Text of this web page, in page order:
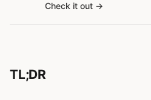
Check it out
TL;DR